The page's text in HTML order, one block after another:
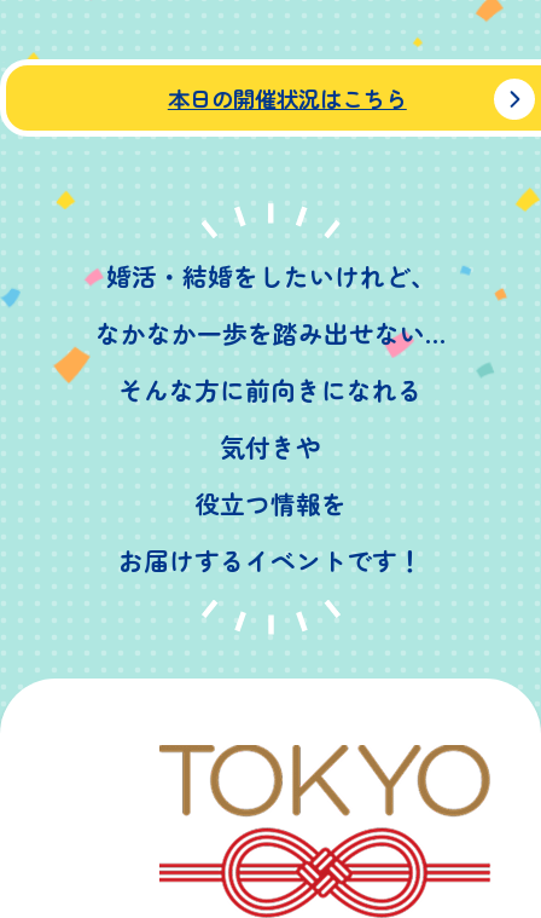
本日の開催状況はこちら
婚活・結婚をしたいけれど、
なかなか一歩を踏み出せない…
そんな方に前向きになれる
気付きや
役立つ情報を
お届けするイベントです！